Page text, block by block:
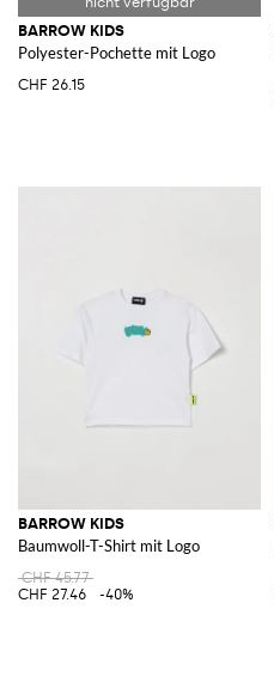
BARROW KIDS
Polyester-Pochette mit Logo
CHF 26.15
BARROW KIDS
Baumwoll-T-Shirt mit Logo
CHF 45.77
CHF 27.46
-40%